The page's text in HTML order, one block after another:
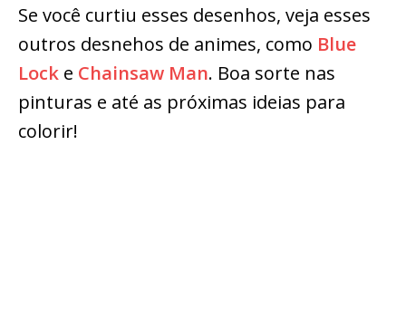
Se você curtiu esses desenhos, veja esses
outros desnehos de animes, como Blue
Lock e Chainsaw Man. Boa sorte nas
pinturas e até as próximas ideias para
colorir!